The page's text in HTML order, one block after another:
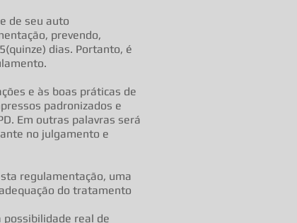
de seu auto
prevendo,
dias. Portanto, é
e às boas práticas de
padronizados e
Em outras palavras será
no julgamento e
regulamentação, uma
do tratamento
real de